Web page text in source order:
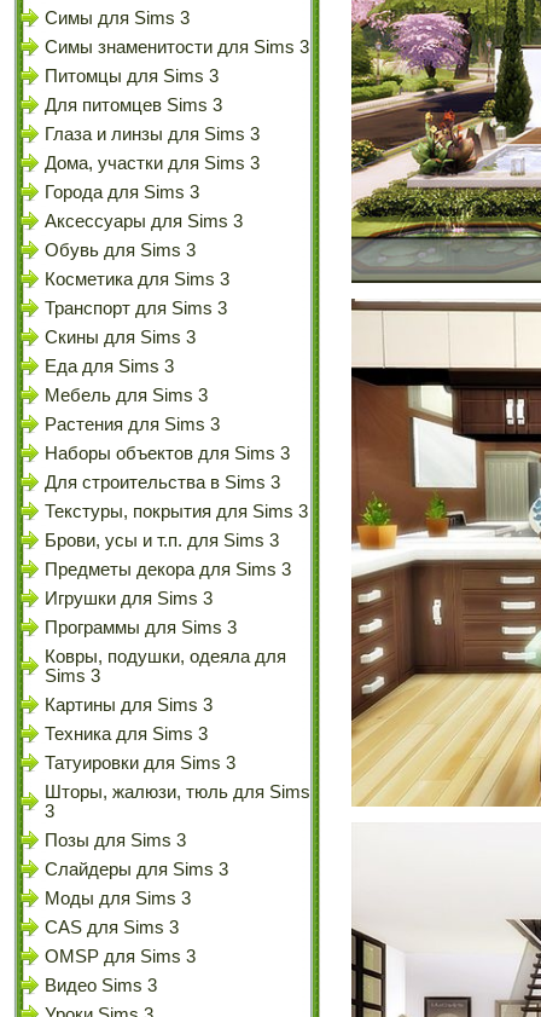
Симы для Sims 3
Симы знаменитости для Sims 3
Питомцы для Sims 3
Для питомцев Sims 3
Глаза и линзы для Sims 3
Дома, участки для Sims 3
Города для Sims 3
Аксессуары для Sims 3
Обувь для Sims 3
Косметика для Sims 3
Транспорт для Sims 3
Скины для Sims 3
Еда для Sims 3
Мебель для Sims 3
Растения для Sims 3
Наборы объектов для Sims 3
Для строительства в Sims 3
Текстуры, покрытия для Sims 3
Брови, усы и т.п. для Sims 3
Предметы декора для Sims 3
Игрушки для Sims 3
Программы для Sims 3
Ковры, подушки, одеяла для
Sims 3
Картины для Sims 3
Техника для Sims 3
Татуировки для Sims 3
Шторы, жалюзи, тюль для Sims
3
Позы для Sims 3
Слайдеры для Sims 3
Моды для Sims 3
CAS для Sims 3
OMSP для Sims 3
Видео Sims 3